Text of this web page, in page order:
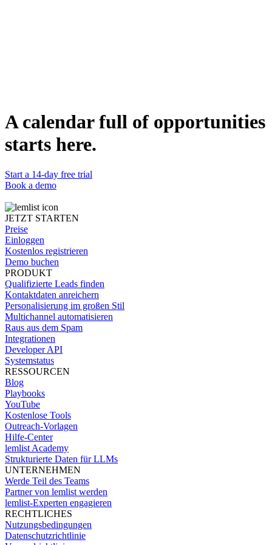
Bereit
A calendar full of opportunities
starts here.
Start a 14-day free trial
Book a demo
JETZT STARTEN
Preise
Einloggen
Kostenlos registrieren
Demo buchen
PRODUKT
Qualifizierte Leads finden
Kontaktdaten anreichern
Personalisierung im großen Stil
Multichannel automatisieren
Raus aus dem Spam
Integrationen
Developer API
Systemstatus
RESSOURCEN
Blog
Playbooks
YouTube
Kostenlose Tools
Outreach-Vorlagen
Hilfe-Center
lemlist Academy
Strukturierte Daten für LLMs
UNTERNEHMEN
Werde Teil des Teams
Partner von lemlist werden
lemlist-Experten engagieren
RECHTLICHES
Nutzungsbedingungen
Datenschutzrichtlinie